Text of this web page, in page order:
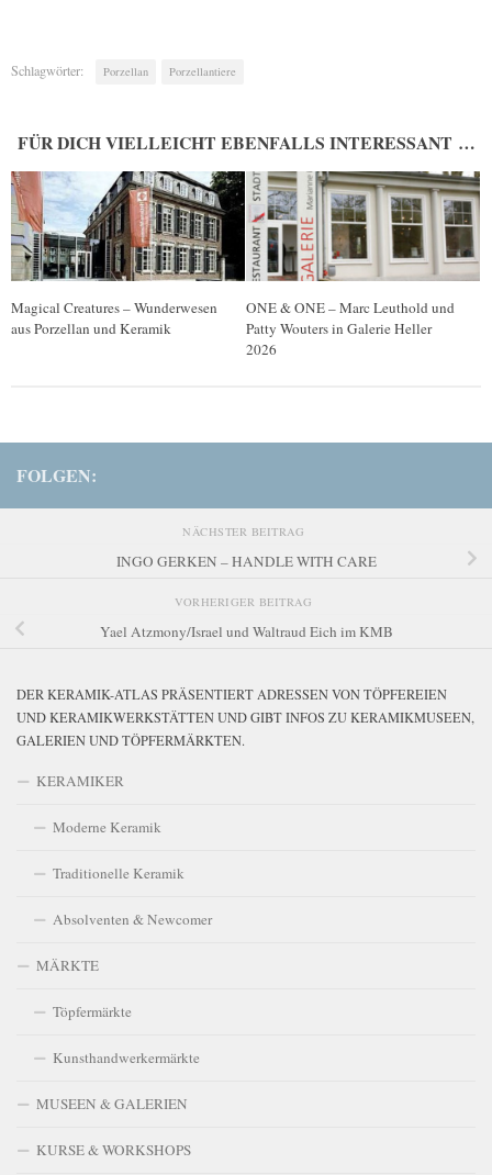
Schlagwörter: Porzellan Porzellantiere
FÜR DICH VIELLEICHT EBENFALLS INTERESSANT …
Magical Creatures – Wunderwesen
aus Porzellan und Keramik
ONE & ONE – Marc Leuthold und
Patty Wouters in Galerie Heller
2026
FOLGEN:
NÄCHSTER BEITRAG
INGO GERKEN – HANDLE WITH CARE
VORHERIGER BEITRAG
Yael Atzmony/Israel und Waltraud Eich im KMB
DER KERAMIK-ATLAS PRÄSENTIERT ADRESSEN VON TÖPFEREIEN
UND KERAMIKWERKSTÄTTEN UND GIBT INFOS ZU KERAMIKMUSEEN,
GALERIEN UND TÖPFERMÄRKTEN.
KERAMIKER
Moderne Keramik
Traditionelle Keramik
Absolventen & Newcomer
MÄRKTE
Töpfermärkte
Kunsthandwerkermärkte
MUSEEN & GALERIEN
KURSE & WORKSHOPS